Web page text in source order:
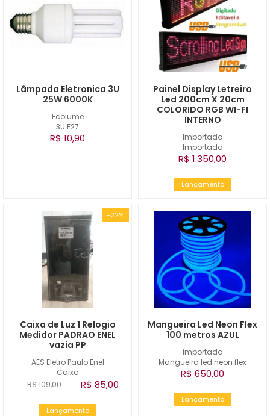
Ecolume
3U E27
Lâmpada Eletronica 3U
25W 6000K
R$ 10,90
Importado
Importado
Painel Display Letreiro
Led 200cm X 20cm
COLORIDO RGB WI-FI
INTERNO
R$ 1.350,00
Lançamento
-22%
AES Eletro Paulo Enel
Caixa
Caixa de Luz 1 Relogio
Medidor PADRAO ENEL
vazia PP
R$ 109,00 R$ 85,00
Lançamento
importada
Mangueira led neon flex
Mangueira Led Neon Flex
100 metros AZUL
R$ 650,00
Lançamento